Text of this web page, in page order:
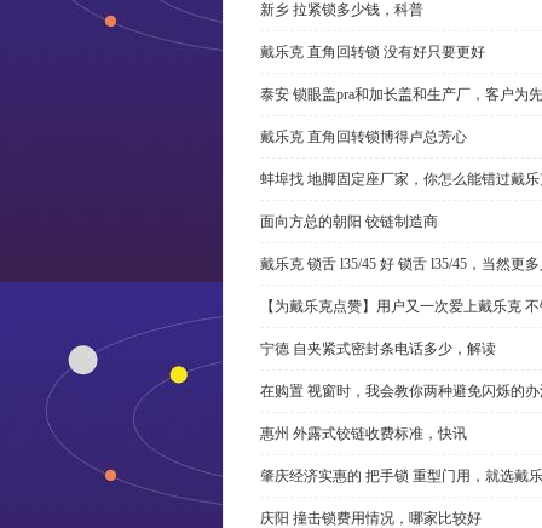
新乡 拉紧锁多少钱，科普
戴乐克 直角回转锁 没有好只要更好
泰安 锁眼盖pra和加长盖和生产厂，客户为先
戴乐克 直角回转锁博得卢总芳心
蚌埠找 地脚固定座厂家，你怎么能错过戴
面向方总的朝阳 铰链制造商
戴乐克 锁舌 l35/45 好 锁舌 l35/45，当然更
【为戴乐克点赞】用户又一次爱上戴乐克
宁德 自夹紧式密封条电话多少，解读
在购置 视窗时，我会教你两种避免闪烁的
惠州 外露式铰链收费标准，快讯
肇庆经济实惠的 把手锁 重型门用，就选戴
庆阳 撞击锁费用情况，哪家比较好